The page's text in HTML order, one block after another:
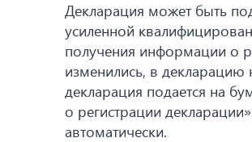
Декларация может быть
усиленной
получения информации о
изменились, в
декларация подается на
о регистрации
автоматически.